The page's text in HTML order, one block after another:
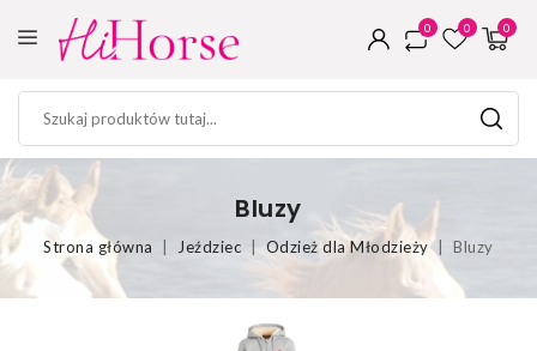
0
0
0
Bluzy
Strona główna Jeździec Odzież dla Młodzieży Bluzy